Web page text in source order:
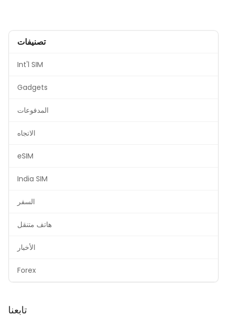
تصنيفات
Int'l SIM
Gadgets
المدفوعات
الاتجاه
eSIM
India SIM
السفر
هاتف متنقل
الأخبار
Forex
تابعنا